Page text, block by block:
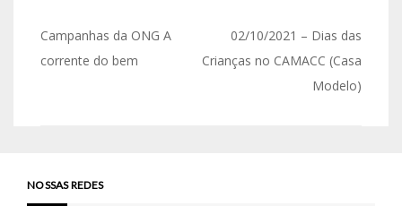
Campanhas da ONG A
corrente do bem
02/10/2021 – Dias das
Crianças no CAMACC (Casa
Modelo)
NOSSAS REDES